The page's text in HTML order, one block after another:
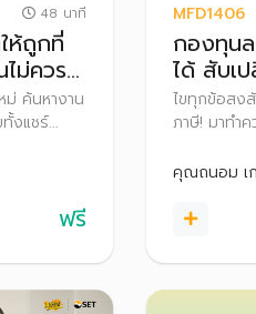
48 นาที
ห้ถูกที่
ม่ควร
ง
ม่ ค้นหางาน
งแชร์
นการย้าย
ละสิทธิ
ฟรี
MFD1406
กองทุน
ได้ สับเ
ไขทุกข้อสง
ภาษี! มาทำค
ประเภท
คุณถนอม เ